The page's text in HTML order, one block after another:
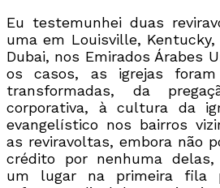
Eu testemunhei duas
uma em Louisville,
Dubai, nos Emirados Árabes
os casos, as igrejas foram
transformadas, da
corporativa, à cultura da
evangelístico nos bairros
as reviravoltas, embora não
crédito por nenhuma
um lugar na primeira fila